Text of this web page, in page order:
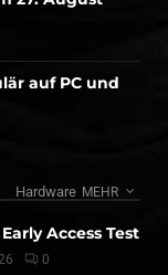
auf PC und
Hardware MEHR
Access Test
0